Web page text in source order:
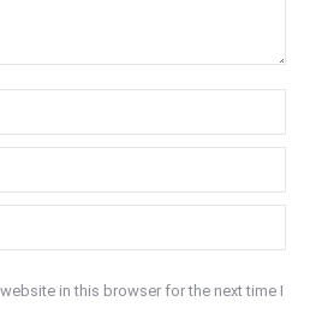
in this browser for the next time I